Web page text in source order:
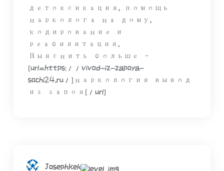
детоксикация, помощь
нарколога на дому,
кодирование и
реабилитация.
Выяснить больше –
[url=https://vivod-iz-zapoya-
sochi24.ru/]наркология вывод
из запоя[/url]
JosephKek